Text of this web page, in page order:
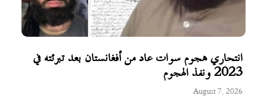
انتحاري هجوم سوات عاد من أفغانستان بعد تبرئته في
2023 ونفذ الهجوم
August 7, 2026